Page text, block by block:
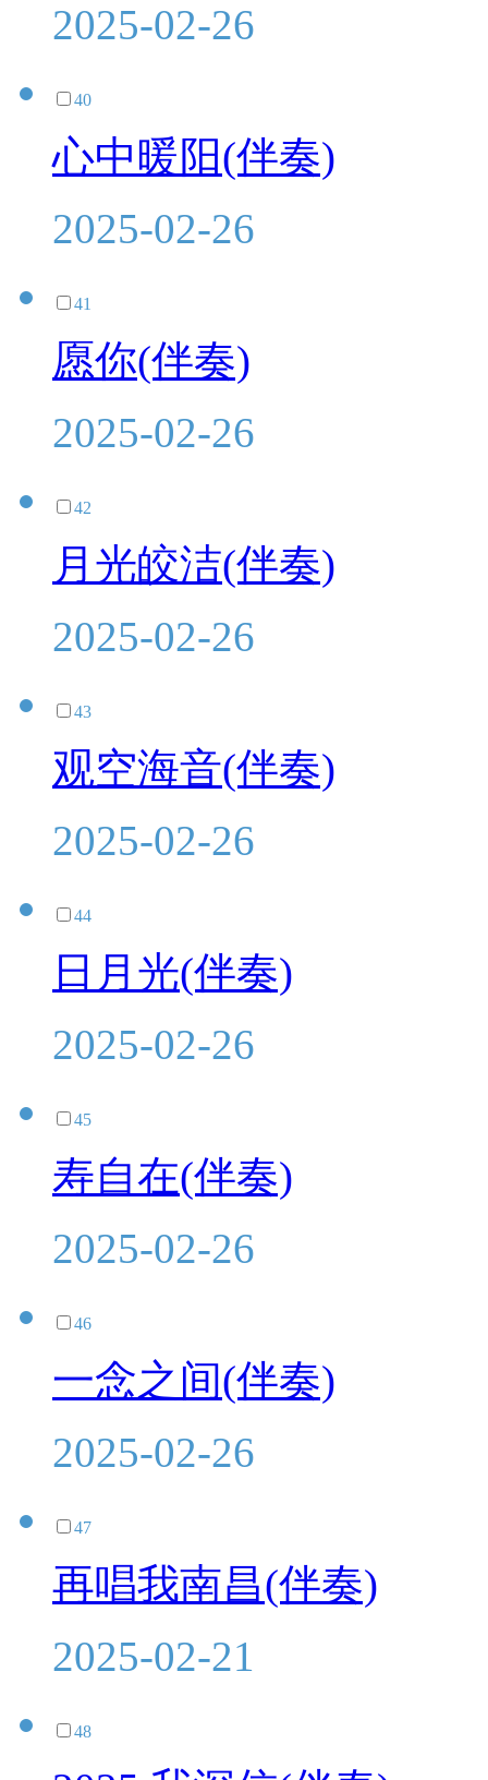
2025-02-26
40
心中暖阳(伴奏)
2025-02-26
41
愿你(伴奏)
2025-02-26
42
月光皎洁(伴奏)
2025-02-26
43
观空海音(伴奏)
2025-02-26
44
日月光(伴奏)
2025-02-26
45
寿自在(伴奏)
2025-02-26
46
一念之间(伴奏)
2025-02-26
47
再唱我南昌(伴奏)
2025-02-21
48